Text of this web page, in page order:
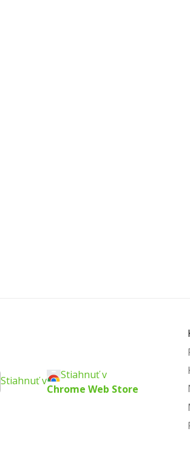
Stiahnuť v
Stiahnuť v
Chrome Web Store